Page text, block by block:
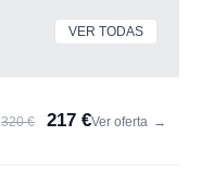
VER TODAS
320 € 217 €Ver oferta →